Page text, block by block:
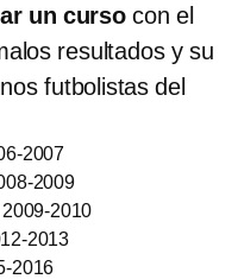
un cursocon el
resultados y su
futbolistas del
2007
2009
2010
2013
2016